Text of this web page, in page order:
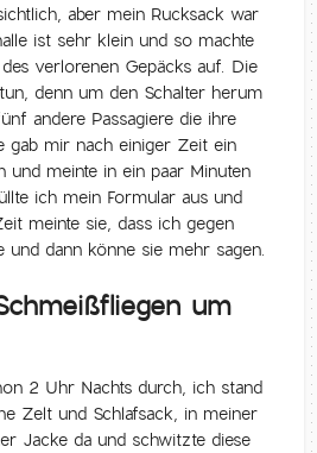
aber mein Rucksack war
ist sehr klein und so machte
verlorenen Gepäcks auf. Die
denn um den Schalter herum
andere Passagiere die ihre
gab mir nach einiger Zeit ein
und meinte in ein paar Minuten
ich mein Formular aus und
meinte sie, dass ich gegen
und dann könne sie mehr sagen.
um
2 Uhr Nachts durch, ich stand
Zelt und Schlafsack, in meiner
Jacke da und schwitzte diese